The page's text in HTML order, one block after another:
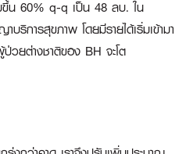
ขึ้น 60% q-q เป็น 48 ลบ. ใน
ริการสุขภาพ โดยมีรายได้เริ่มเข้ามา
ป่วยต่างชาติของ BH จะโต